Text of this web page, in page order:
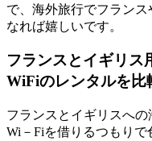
で、海外旅行でフラン
なれば嬉しいです。
フランスとイギリス
WiFiのレンタルを比
フランスとイギリスへ
Wi－Fiを借りるつもり